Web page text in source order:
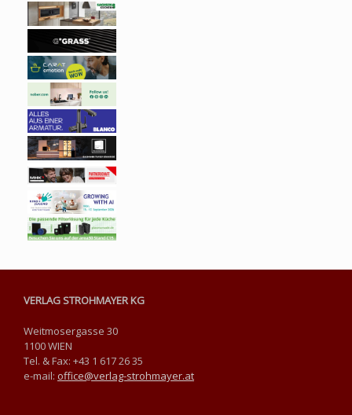
VERLAG STROHMAYER KG
Weitmosergasse 30
1100 WIEN
Tel. & Fax: +43 1 617 26 35
e-mail: office@verlag-strohmayer.at